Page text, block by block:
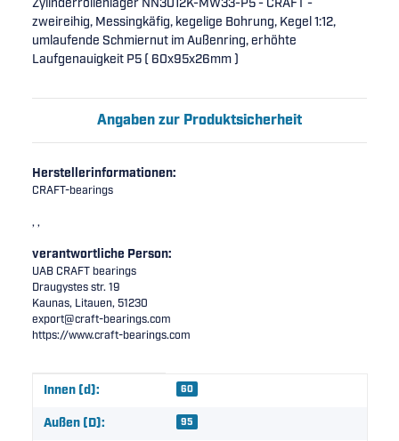
Zylinderrollenlager NN3012K-MW33-P5 - CRAFT -
zweireihig, Messingkäfig, kegelige Bohrung, Kegel 1:12,
umlaufende Schmiernut im Außenring, erhöhte
Laufgenauigkeit P5 ( 60x95x26mm )
Angaben zur Produktsicherheit
Herstellerinformationen:
CRAFT-bearings
, ,
verantwortliche Person:
UAB CRAFT bearings
Draugystes str. 19
Kaunas, Litauen, 51230
export@craft-bearings.com
https://www.craft-bearings.com
Produkteigenschaft
Wert
Innen (d): 60
Außen (D): 95